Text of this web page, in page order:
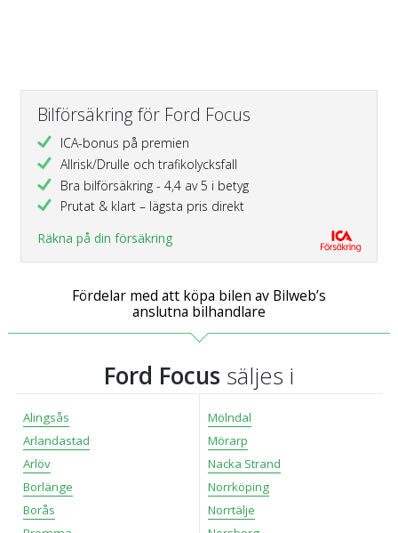
Bilförsäkring för Ford Focus
ICA-bonus på premien
Allrisk/Drulle och trafikolycksfall
Bra bilförsäkring - 4,4 av 5 i betyg
Prutat & klart – lägsta pris direkt
Räkna på din försäkring
Fördelar med att köpa bilen av Bilweb’s
anslutna bilhandlare
Ford Focus säljes i
Alingsås
Arlandastad
Arlöv
Borlänge
Borås
Mölndal
Mörarp
Nacka Strand
Norrköping
Norrtälje